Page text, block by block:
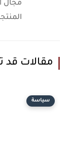
مجال
مقالات قد
سياسة